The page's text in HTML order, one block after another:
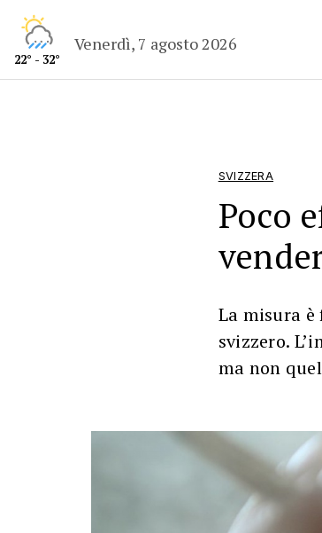
22° - 32°
Venerdì, 7 agosto 2026
SVIZZERA
Poco
La misura
svizzero.
ma non